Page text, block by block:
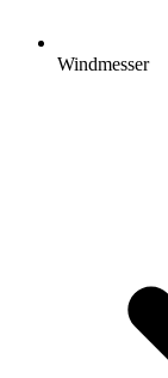
Windmesser